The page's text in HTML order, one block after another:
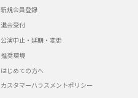
新規会員登録
退会受付
公演中止・延期・変更
推奨環境
はじめての方へ
カスタマーハラスメントポリシー